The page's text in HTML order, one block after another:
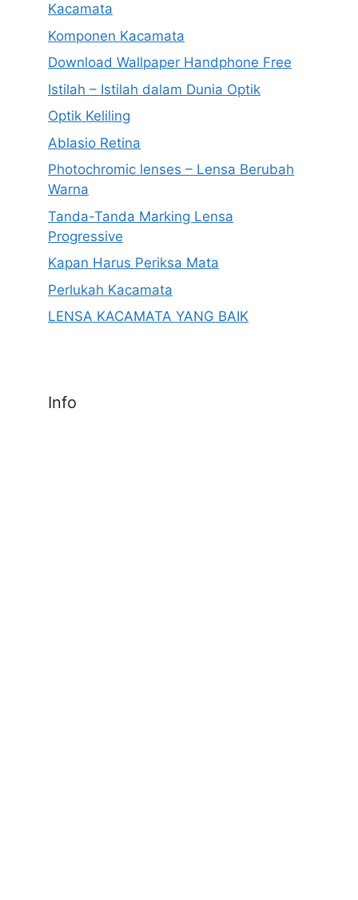
Kacamata
Komponen Kacamata
Download Wallpaper Handphone Free
Istilah – Istilah dalam Dunia Optik
Optik Keliling
Ablasio Retina
Photochromic lenses – Lensa Berubah
Warna
Tanda-Tanda Marking Lensa
Progressive
Kapan Harus Periksa Mata
Perlukah Kacamata
LENSA KACAMATA YANG BAIK
Info